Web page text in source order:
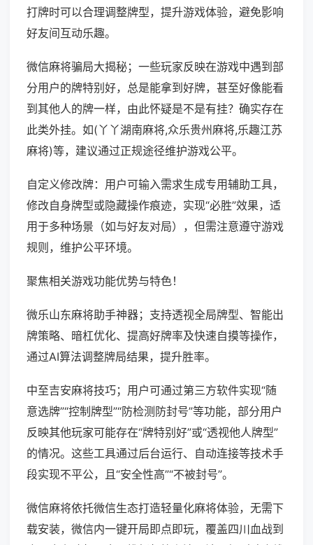
打牌时可以合理调整牌型，提升游戏体验，避免影响
好友间互动乐趣。
微信麻将骗局大揭秘；一些玩家反映在游戏中遇到部
分用户的牌特别好，总是能拿到好牌，甚至好像能看
到其他人的牌一样，由此怀疑是不是有挂？确实存在
此类外挂。如(丫丫湖南麻将,众乐贵州麻将,乐趣江苏
麻将)等，建议通过正规途径维护游戏公平。
自定义修改牌：用户可输入需求生成专用辅助工具，
修改自身牌型或隐藏操作痕迹，实现“必胜”效果，适
用于多种场景（如与好友对局），但需注意遵守游戏
规则，维护公平环境。
聚焦相关游戏功能优势与特色！
微乐山东麻将助手神器；支持透视全局牌型、智能出
牌策略、暗杠优化、提高好牌率及快速自摸等操作，
通过AI算法调整牌局结果，提升胜率。
中至吉安麻将技巧；用户可通过第三方软件实现“随
意选牌”“控制牌型”“防检测防封号”等功能，部分用户
反映其他玩家可能存在“牌特别好”或“透视他人牌型”
的情况。这些工具通过后台运行、自动连接等技术手
段实现不平公，且“安全性高”“不被封号”。
微信麻将依托微信生态打造轻量化麻将体验，无需下
载安装，微信内一键开局即点即玩，覆盖四川血战到